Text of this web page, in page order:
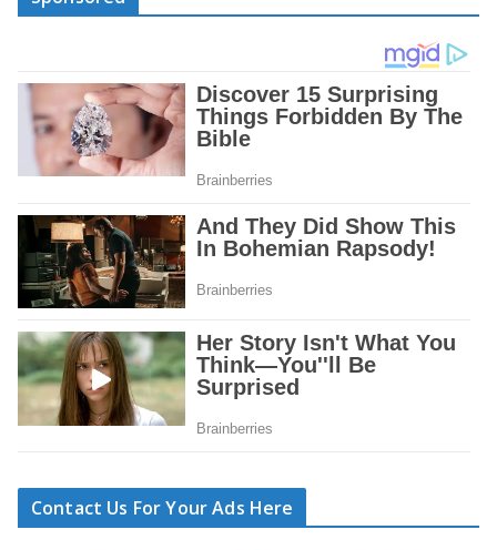
Contact Us For Your Ads Here